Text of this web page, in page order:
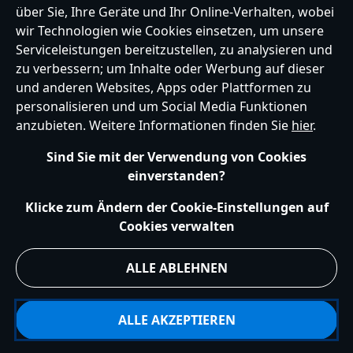
begeisterten Mutter erwärmst, sind unsere entzückenden
Kuscheltiere die richtige Wahl. Von klassischen Disney-Figuren wie
Micky Maus,Stitchund Dumbobis hin zu liebenswerten
Neuzugängen wie Angel: Diese Knuddelfreunde sind bereit, am
Muttertag für Freude zu sorgen.
Germany
Richtlinien für Cookies
EU Datenschutzhinweis
Impressum
Allgemeine Verkaufsbedingungen
Accessibility
über Sie, Ihre Geräte und Ihr Online-Verhalten, wobei
wir Technologien wie Cookies einsetzen, um unsere
Serviceleistungen bereitzustellen, zu analysieren und
zu verbessern; um Inhalte oder Werbung auf dieser
und anderen Websites, Apps oder Plattformen zu
personalisieren und um Social Media Funktionen
anzubieten. Weitere Informationen finden Sie hier.
Sind Sie mit der Verwendung von Cookies
einverstanden?
Klicke zum Ändern der Cookie-Einstellungen auf
Cookies verwalten
ALLE ABLEHNEN
ALLE AKZEPTIEREN